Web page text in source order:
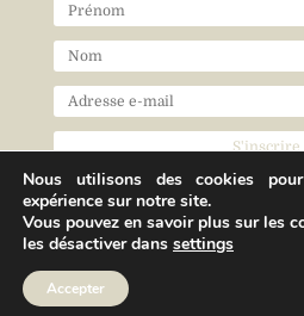
Nous utilisons des cookies
expérience sur notre site.
Vous pouvez en savoir plus sur les
les désactiver dans settings
Accepter